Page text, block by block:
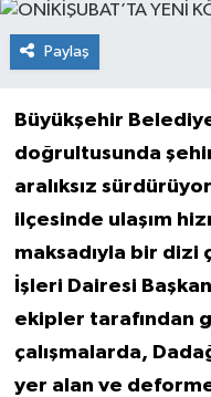
Paylaş
Büyükşehir
doğrultusunda
aralıksız
ilçesinde ulaşım
maksadıyla bir dizi
İşleri Dairesi
ekipler tarafından
çalışmalarda,
yer alan ve